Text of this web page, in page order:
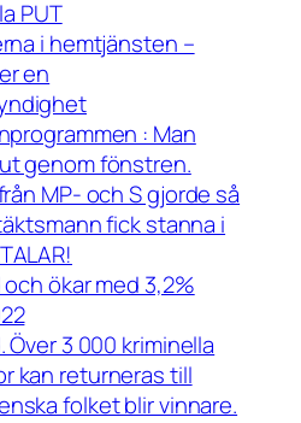
PUT
i hemtjänsten –
en
: Man
genom fönstren.
MP- och S gjorde så
fick stanna i
ökar med 3,2%
Över 3 000 kriminella
kan returneras till
folket blir vinnare.